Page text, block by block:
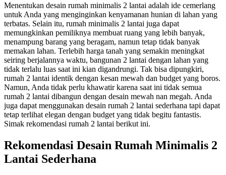
Menentukan desain rumah minimalis 2 lantai adalah ide cemerlang
untuk Anda yang menginginkan kenyamanan hunian di lahan yang
terbatas. Selain itu, rumah minimalis 2 lantai juga dapat
memungkinkan pemiliknya membuat ruang yang lebih banyak,
menampung barang yang beragam, namun tetap tidak banyak
memakan lahan. Terlebih harga tanah yang semakin meningkat
seiring berjalannya waktu, bangunan 2 lantai dengan lahan yang
tidak terlalu luas saat ini kian digandrungi. Tak bisa dipungkiri,
rumah 2 lantai identik dengan kesan mewah dan budget yang boros.
Namun, Anda tidak perlu khawatir karena saat ini tidak semua
rumah 2 lantai dibangun dengan desain mewah nan megah. Anda
juga dapat menggunakan desain rumah 2 lantai sederhana tapi dapat
tetap terlihat elegan dengan budget yang tidak begitu fantastis.
Simak rekomendasi rumah 2 lantai berikut ini.
Rekomendasi Desain Rumah Minimalis 2
Lantai Sederhana